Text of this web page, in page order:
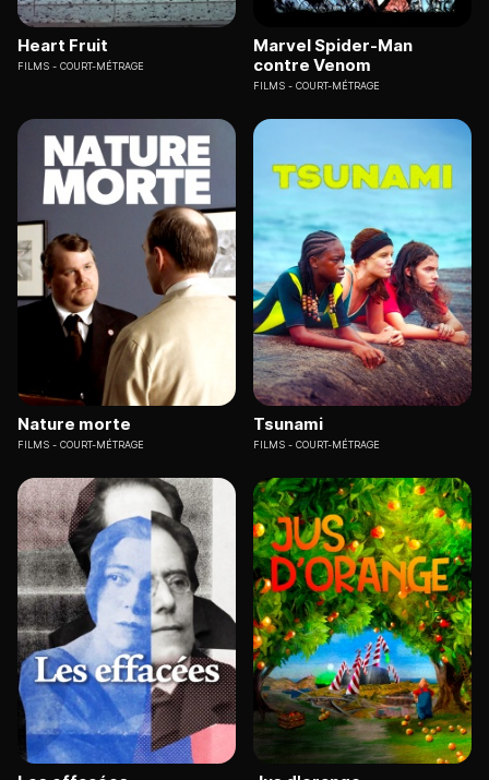
Heart Fruit
FILMS COURT-MÉTRAGE
Marvel Spider-Man
contre Venom
FILMS COURT-MÉTRAGE
Nature morte
FILMS COURT-MÉTRAGE
Tsunami
FILMS COURT-MÉTRAGE